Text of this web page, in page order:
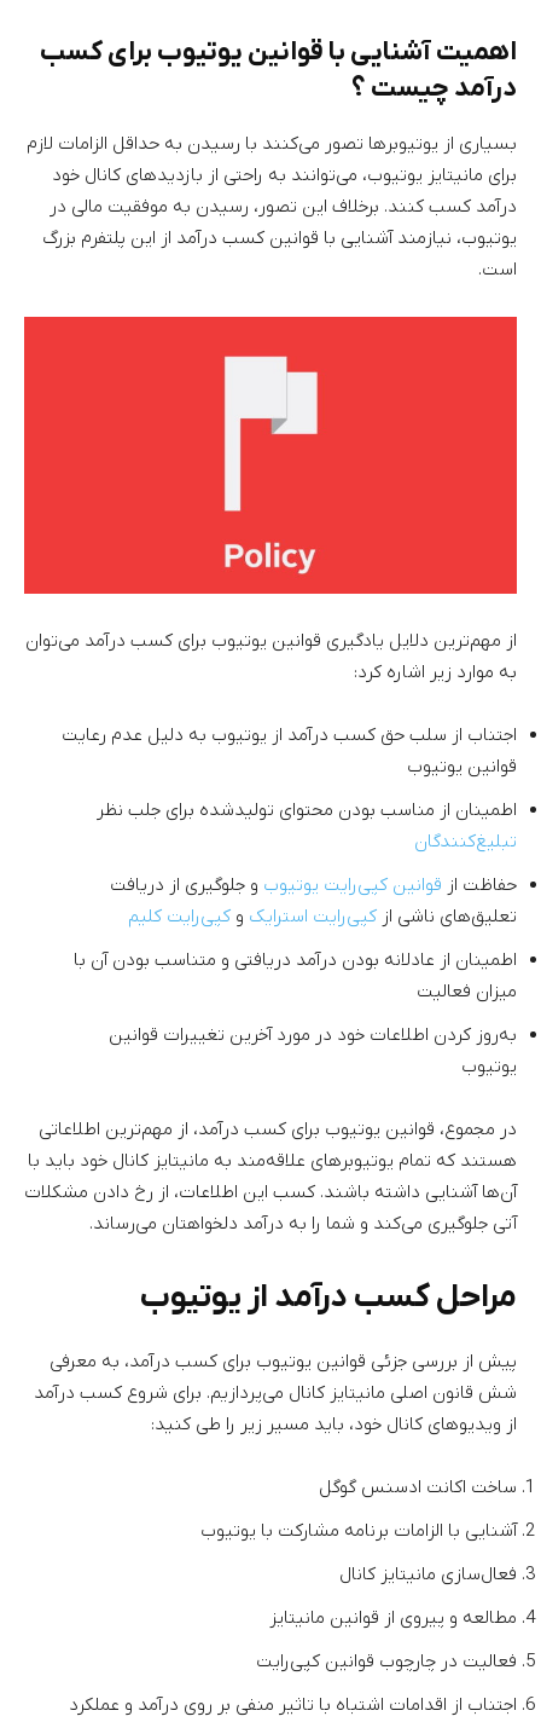
اهمیت آشنایی با قوانین یوتیوب برای کسب
درآمد چیست ؟
بسیاری از یوتیوبرها تصور می‌کنند با رسیدن به حداقل الزامات لازم
برای مانیتایز یوتیوب، می‌توانند به راحتی از بازدیدهای کانال خود
درآمد کسب کنند. برخلاف این تصور، رسیدن به موفقیت مالی در
یوتیوب، نیازمند آشنایی با قوانین کسب درآمد از این پلتفرم بزرگ
است.
از مهم‌ترین دلایل یادگیری قوانین یوتیوب برای کسب درآمد می‌توان
به موارد زیر اشاره کرد:
اجتناب از سلب حق کسب درآمد از یوتیوب به دلیل عدم رعایت
قوانین یوتیوب
اطمینان از مناسب بودن محتوای تولیدشده برای جلب نظر
تبلیغ‌کنندگان
حفاظت از قوانین کپی‌رایت یوتیوب و جلوگیری از دریافت
تعلیق‌‌های ناشی از کپی‌رایت استرایک و کپی‌رایت کلیم
اطمینان از عادلانه بودن درآمد دریافتی و متناسب بودن آن با
میزان فعالیت
به‌روز کردن اطلاعات خود در مورد آخرین تغییرات قوانین
یوتیوب
در مجموع، قوانین یوتیوب برای کسب درآمد، از مهم‌ترین اطلاعاتی
هستند که تمام یوتیوبرهای علاقه‌مند به مانیتایز کانال خود باید با
آن‌ها آشنایی داشته باشند. کسب این اطلاعات، از رخ دادن مشکلات
آتی جلوگیری می‌کند و شما را به درآمد دلخواهتان می‌رساند.
مراحل کسب درآمد از یوتیوب
پیش از بررسی جزئی قوانین یوتیوب برای کسب درآمد، به معرفی
شش قانون اصلی مانیتایز کانال می‌پردازیم. برای شروع کسب درآمد
از ویدیوهای کانال خود، باید مسیر زیر را طی کنید:
ساخت اکانت ادسنس گوگل
آشنایی با الزامات برنامه مشارکت با یوتیوب
فعال‌سازی مانیتایز کانال
مطالعه و پیروی از قوانین مانیتایز
فعالیت در چارچوب قوانین کپی‌رایت
اجتناب از اقدامات اشتباه با تاثیر منفی بر روی درآمد و عملکرد